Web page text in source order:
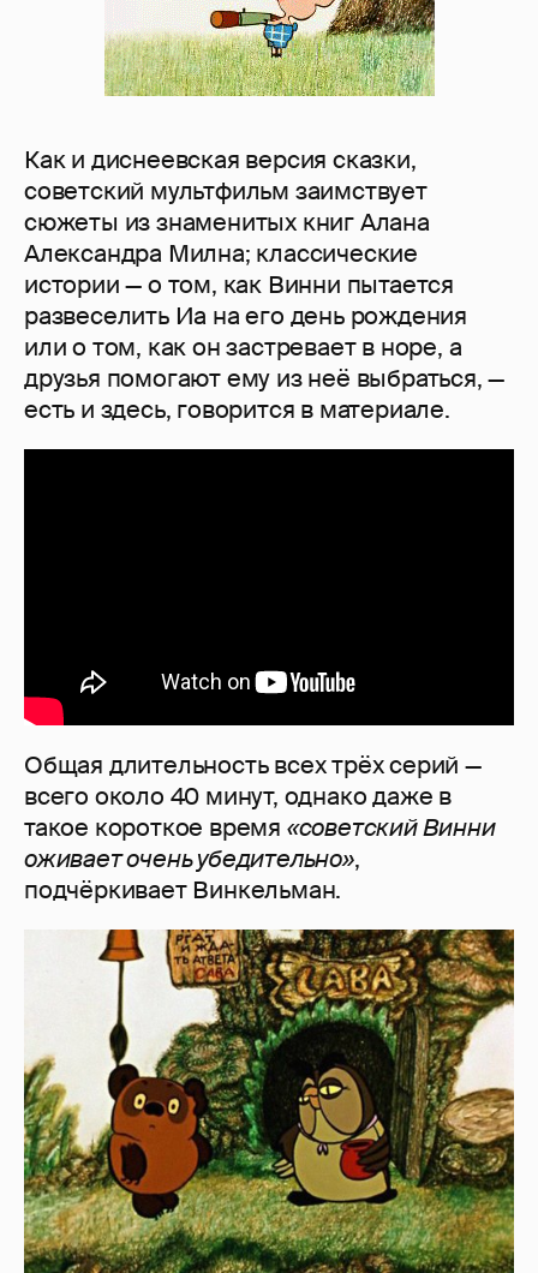
Как и диснеевская версия сказки,
советский мультфильм заимствует
сюжеты из знаменитых книг Алана
Александра Милна; классические
истории — о том, как Винни пытается
развеселить Иа на его день рождения
или о том, как он застревает в норе, а
друзья помогают ему из неё выбраться, —
есть и здесь, говорится в материале.
Общая длительность всех трёх серий —
всего около 40 минут, однако даже в
такое короткое время «советский Винни
оживает очень убедительно»,
подчёркивает Винкельман.